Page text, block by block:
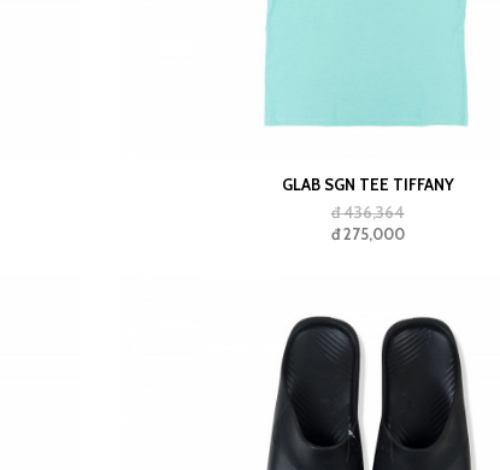
GLAB SGN TEE TIFFANY
đ 436,364
đ 275,000